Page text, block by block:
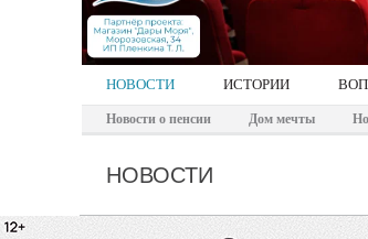
НОВОСТИ ИСТОРИИ
Новости о пенсии Дом мечты
НОВОСТИ